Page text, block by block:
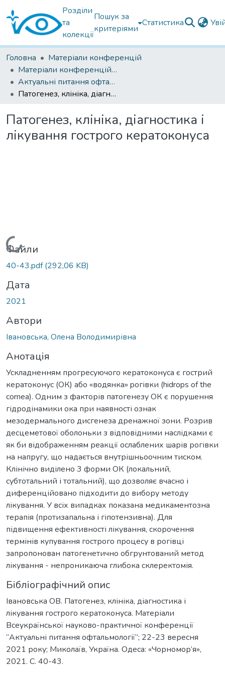
Розділи
та
колекції
Пошук за
критеріями
Статистика
Головна
Матеріали конференцій
Матеріали конференцій Інституту Філатова
Актуальні питання офтальмології 2021
Патогенез, клініка, діагностика і лікування гострого кератоконуса
Патогенез, клініка, діагностика і
лікування гострого кератоконуса
Вантажиться...
Файли
40-43.pdf(292,06 KB)
Дата
2021
Автори
Івановська, Олена Володимирівна
Анотація
Ускладненням прогресуючого кератоконуса є гострий
кератоконус (ОК) або «водянка» pогівки (hidrops of the
cornea). Одним з факторів патогенезу ОК є порушення
гідродінамики ока при наявності ознак
мезодермального дисгенеза дренажної зони. Розрив
десцеметової оболоньки з відповідними наслідками є
як би відображенням реакції ослаблених шарів рогівки
на напругу, що надається внутрішньоочним тиском.
Клінічно виділено 3 форми ОК (локальний,
субтотальний і тотальний), що дозволяє вчасно і
диференційовано підходити до вибору методу
лікування. У всіх випадках показана медикаментозна
терапія (протизапальна і гіпотензивна). Для
підвищення ефективності лікування, скорочення
термінів купування гострого процесу в рогівці
запропонован патогенетично обгрунтований метод
лікування - непроникаюча глибока склеректомія.
Бібліографічний опис
Івановська ОВ. Патогенез, клініка, діагностика і
лікування гострого кератоконуса. Матеріали
Всеукраїнської науково-практичної конференції
“Актуальні питання офтальмології”; 22-23 вересня
2021 року; Миколаїв, Україна. Одеса: «Чорномор’я»,
2021. С. 40-43.